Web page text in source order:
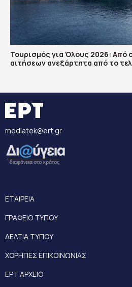
Τουρισμός για Όλους 2026: Από
αιτήσεων ανεξάρτητα από το
mediatek@ert.gr
ΕΤΑΙΡΕΙΑ
ΓΡΑΦΕΙΟ ΤΥΠΟΥ
ΔΕΛΤΙΑ ΤΥΠΟΥ
ΧΟΡΗΓΙΕΣ ΕΠΙΚΟΙΝΩΝΙΑΣ
ΕΡΤ ΑΡΧΕΙΟ